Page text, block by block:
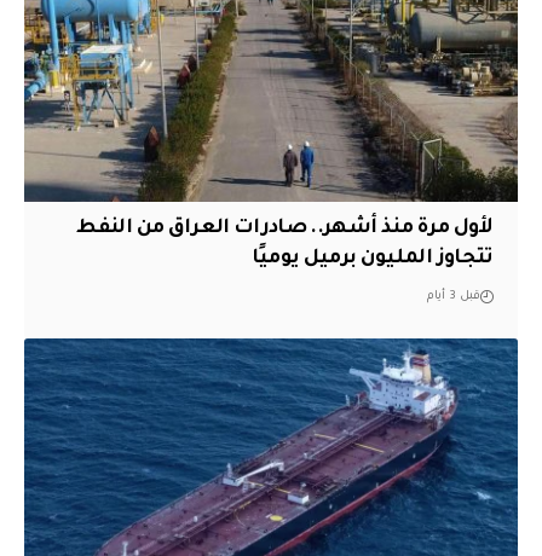
لأول مرة منذ أشهر.. صادرات العراق من النفط
تتجاوز المليون برميل يوميًا
قبل 3 أيام